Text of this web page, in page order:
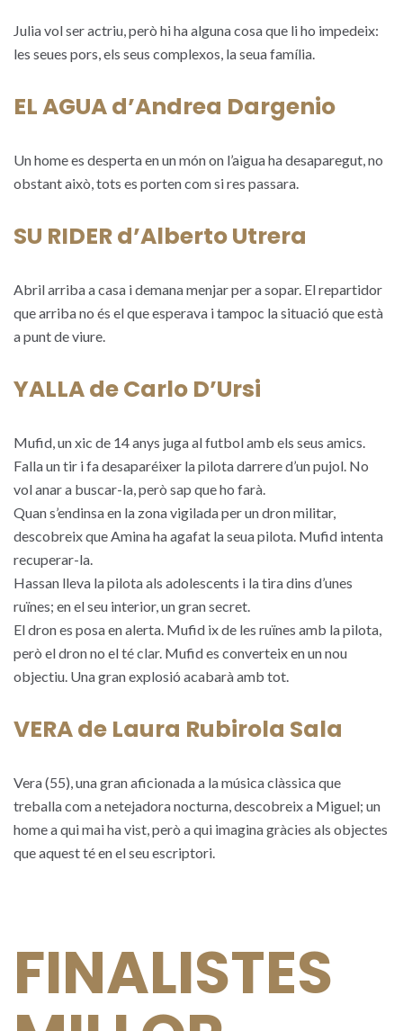
Julia vol ser actriu, però hi ha alguna cosa que li ho impedeix:
les seues pors, els seus complexos, la seua família.
EL AGUA d’Andrea Dargenio
Un home es desperta en un món on l’aigua ha desaparegut, no
obstant això, tots es porten com si res passara.
SU RIDER d’Alberto Utrera
Abril arriba a casa i demana menjar per a sopar. El repartidor
que arriba no és el que esperava i tampoc la situació que està
a punt de viure.
YALLA de Carlo D’Ursi
Mufid, un xic de 14 anys juga al futbol amb els seus amics.
Falla un tir i fa desaparéixer la pilota darrere d’un pujol. No
vol anar a buscar-la, però sap que ho farà.
Quan s’endinsa en la zona vigilada per un dron militar,
descobreix que Amina ha agafat la seua pilota. Mufid intenta
recuperar-la.
Hassan lleva la pilota als adolescents i la tira dins d’unes
ruïnes; en el seu interior, un gran secret.
El dron es posa en alerta. Mufid ix de les ruïnes amb la pilota,
però el dron no el té clar. Mufid es converteix en un nou
objectiu. Una gran explosió acabarà amb tot.
VERA de Laura Rubirola Sala
Vera (55), una gran aficionada a la música clàssica que
treballa com a netejadora nocturna, descobreix a Miguel; un
home a qui mai ha vist, però a qui imagina gràcies als objectes
que aquest té en el seu escriptori.
FINALISTES